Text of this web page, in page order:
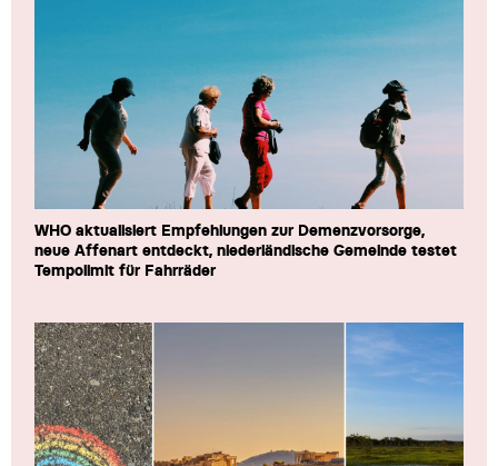
WHO aktualisiert Empfehlungen zur Demenzvorsorge,
neue Affenart entdeckt, niederländische Gemeinde testet
Tempolimit für Fahrräder